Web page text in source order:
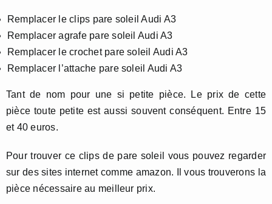
Remplacer le clips pare soleil Audi A3
Remplacer agrafe pare soleil Audi A3
Remplacer le crochet pare soleil Audi A3
Remplacer l’attache pare soleil Audi A3
Tant de nom pour une si petite pièce. Le prix de cette
pièce toute petite est aussi souvent conséquent. Entre 15
et 40 euros.
Pour trouver ce clips de pare soleil vous pouvez regarder
sur des sites internet comme amazon. Il vous trouverons la
pièce nécessaire au meilleur prix.